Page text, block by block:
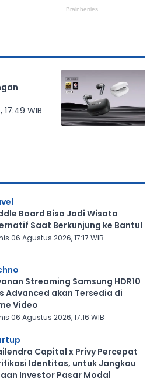
WIB
Board Bisa Jadi Wisata
Saat Berkunjung ke Bantul
06 Agustus 2026, 17:17 WIB
Streaming Samsung HDR10
Advanced akan Tersedia di
Video
06 Agustus 2026, 17:16 WIB
Capital x Privy Percepat
Identitas, untuk Jangkau
Investor Pasar Modal